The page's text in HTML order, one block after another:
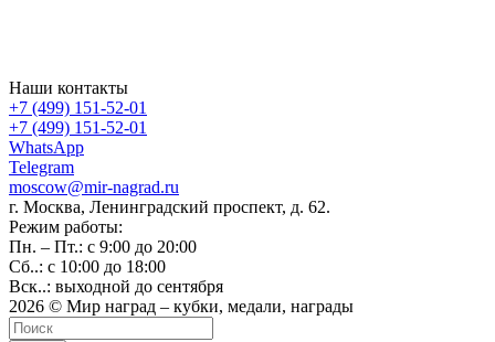
Наши контакты
+7 (499) 151-52-01
+7 (499) 151-52-01
WhatsApp
Telegram
moscow@mir-nagrad.ru
г. Москва, Ленинградский проспект, д. 62.
Режим работы:
Пн. – Пт.: с 9:00 до 20:00
Сб..: с 10:00 до 18:00
Вск..: выходной до сентября
2026 © Мир наград – кубки, медали, награды